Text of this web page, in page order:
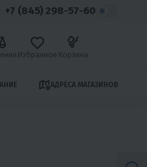
+7 (845) 298-57-60
Избранное Корзина
АДРЕСА МАГАЗИНОВ